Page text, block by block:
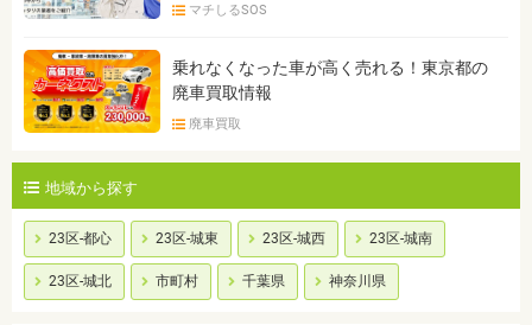
マチしるSOS
乗れなくなった車が高く売れる！東京都の
廃車買取情報
廃車買取
地域から探す
23区-都心 23区-城東 23区-城西 23区-城南
23区-城北 市町村 千葉県 神奈川県